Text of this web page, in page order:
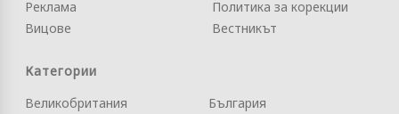
Реклама
Вицове
Политика за корекции
Вестникът
Категории
Великобритания
България